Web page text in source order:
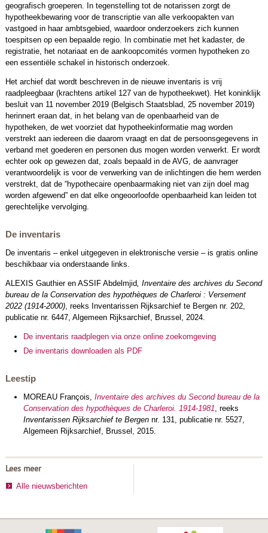
geografisch groeperen. In tegenstelling tot de notarissen zorgt de
hypotheekbewaring voor de transcriptie van alle verkoopakten van
vastgoed in haar ambtsgebied, waardoor onderzoekers zich kunnen
toespitsen op een bepaalde regio. In combinatie met het kadaster, de
registratie, het notariaat en de aankoopcomités vormen hypotheken zo
een essentiële schakel in historisch onderzoek.
Het archief dat wordt beschreven in de nieuwe inventaris is vrij
raadpleegbaar (krachtens artikel 127 van de hypotheekwet). Het koninklijk
besluit van 11 november 2019 (Belgisch Staatsblad, 25 november 2019)
herinnert eraan dat, in het belang van de openbaarheid van de
hypotheken, de wet voorziet dat hypotheekinformatie mag worden
verstrekt aan iedereen die daarom vraagt en dat de persoonsgegevens in
verband met goederen en personen dus mogen worden verwerkt. Er wordt
echter ook op gewezen dat, zoals bepaald in de AVG, de aanvrager
verantwoordelijk is voor de verwerking van de inlichtingen die hem werden
verstrekt, dat de “hypothecaire openbaarmaking niet van zijn doel mag
worden afgewend” en dat elke ongeoorloofde openbaarheid kan leiden tot
gerechtelijke vervolging.
De inventaris
De inventaris – enkel uitgegeven in elektronische versie – is gratis online
beschikbaar via onderstaande links.
ALEXIS Gauthier en ASSIF Abdelmjid Inventaire des archives du Second
bureau de la Conservation des hypothèques de Charleroi : Versement
2022 (1914-2000), reeks Inventaris­sen Rijksarchief te Bergen nr. 202,
publicatie nr. 6447, Algemeen Rijksarchief, Brussel, 2024.
De inventaris raadplegen via onze online zoekomgeving
De inventaris downloaden als PDF
Leestip
MOREAU François, Inventaire des archives du Second bureau de la
Conservation des hypothèques de Charleroi. 1914-1981 , reeks
Inventarissen Rijksarchief te Bergen nr. 131, publicatie nr. 5527,
Algemeen Rijksarchief, Brussel, 2015.
Lees meer
Alle nieuwsberichten